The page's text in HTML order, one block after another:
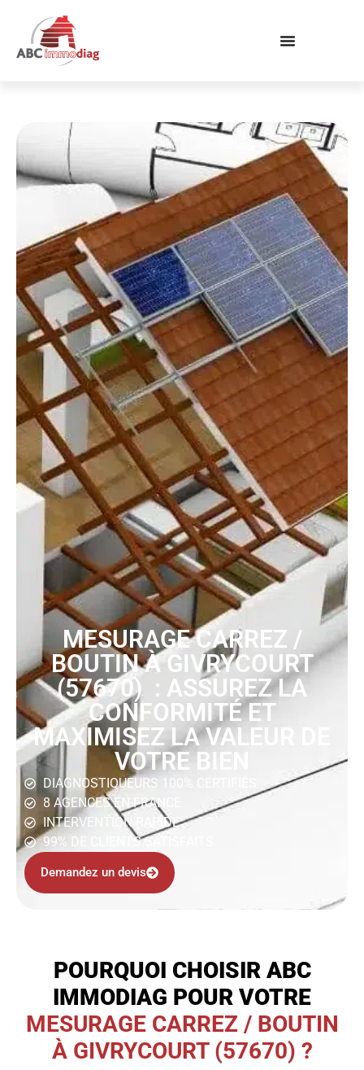
MESURAGE CARREZ /
BOUTIN À GIVRYCOURT
(57670) : ASSUREZ LA
CONFORMITÉ ET
MAXIMISEZ LA VALEUR DE
VOTRE BIEN
DIAGNOSTIQUEURS 100% CERTIFIÉS
8 AGENCES EN FRANCE
INTERVENTION RAPIDE
99% DE CLIENTS SATISFAITS
Demandez un devis
POURQUOI CHOISIR ABC
IMMODIAG POUR VOTRE
MESURAGE CARREZ / BOUTIN
À GIVRYCOURT (57670) ?